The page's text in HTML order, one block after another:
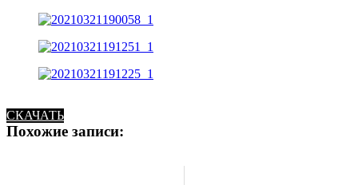
СКАЧАТЬ
Похожие записи: